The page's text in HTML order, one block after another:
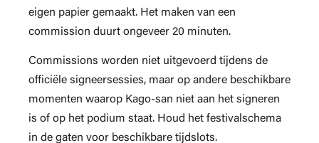
eigen papier gemaakt. Het maken van een
commission duurt ongeveer 20 minuten.
Commissions worden niet uitgevoerd tijdens de
officiële signeersessies, maar op andere beschikbare
momenten waarop Kago-san niet aan het signeren
is of op het podium staat. Houd het festivalschema
in de gaten voor beschikbare tijdslots.